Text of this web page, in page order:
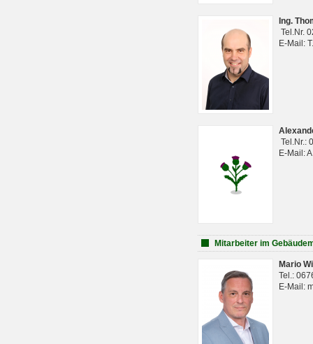
Ing.
Tel.Nr.
E-Mail:
Tel.Nr.:
E-Mail:
Mitarbeiter im
Mario
Tel.:
E-Mail: